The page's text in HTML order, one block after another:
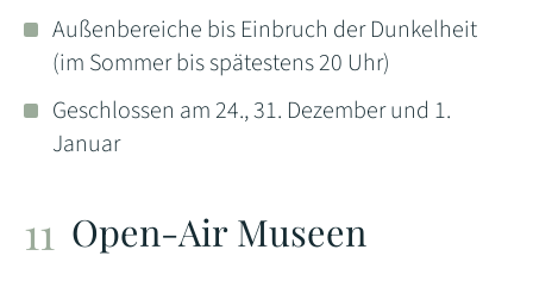
Außenbereiche bis Einbruch der Dunkelheit
(im Sommer bis spätestens 20 Uhr)
Geschlossen am 24., 31. Dezember und 1.
Januar
Open-Air Museen